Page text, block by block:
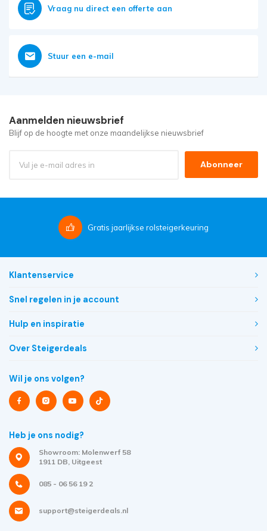
Vraag nu direct een offerte aan
Stuur een e-mail
Aanmelden nieuwsbrief
Blijf op de hoogte met onze maandelijkse nieuwsbrief
Abonneer
Gratis jaarlijkse rolsteigerkeuring
Klantenservice
Snel regelen in je account
Hulp en inspiratie
Over Steigerdeals
Wil je ons volgen?
Heb je ons nodig?
Showroom: Molenwerf 58
1911 DB, Uitgeest
085 - 06 56 19 2
support@steigerdeals.nl